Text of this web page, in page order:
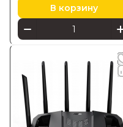
В корзину